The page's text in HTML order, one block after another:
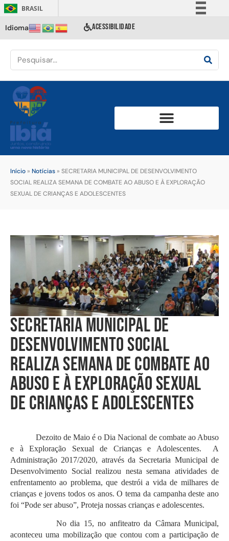
BRASIL
Comunica BR
Acesso à informação
Idioma ACESSIBILIDADE
Início » Notícias » SECRETARIA MUNICIPAL DE DESENVOLVIMENTO
SOCIAL REALIZA SEMANA DE COMBATE AO ABUSO E À EXPLORAÇÃO
SEXUAL DE CRIANÇAS E ADOLESCENTES
SECRETARIA MUNICIPAL DE
DESENVOLVIMENTO SOCIAL
REALIZA SEMANA DE COMBATE AO
ABUSO E À EXPLORAÇÃO SEXUAL
DE CRIANÇAS E ADOLESCENTES
Dezoito de Maio é o Dia Nacional de combate ao Abuso
e à Exploração Sexual de Crianças e Adolescentes. A
Administração 2017/2020, através da Secretaria Municipal de
Desenvolvimento Social realizou nesta semana atividades de
enfrentamento ao problema, que destrói a vida de milhares de
crianças e jovens todos os anos. O tema da campanha deste ano
foi “Pode ser abuso”, Proteja nossas crianças e adolescentes.
No dia 15, no anfiteatro da Câmara Municipal,
aconteceu uma mobilização que contou com a participação de